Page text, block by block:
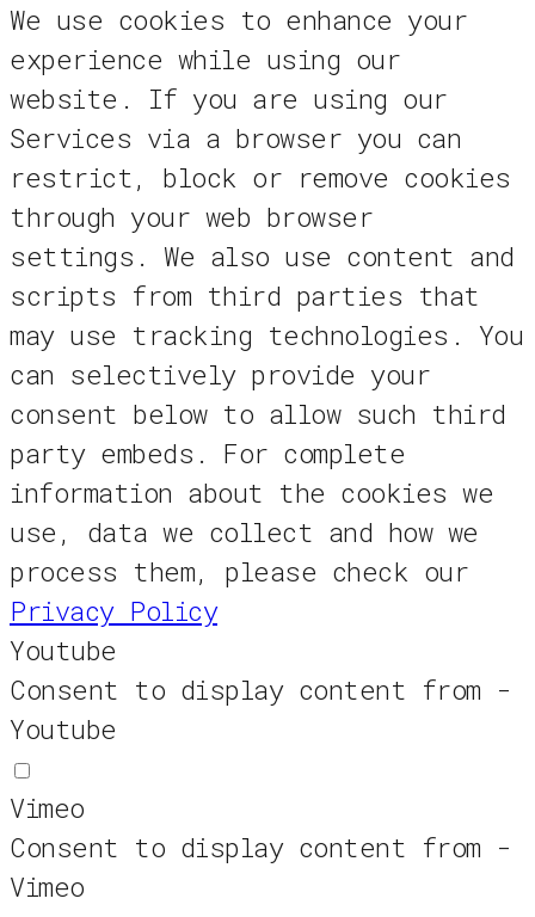
We use cookies to enhance your
experience while using our
website. If you are using our
Services via a browser you can
restrict, block or remove cookies
through your web browser
settings. We also use content and
scripts from third parties that
may use tracking technologies. You
can selectively provide your
consent below to allow such third
party embeds. For complete
information about the cookies we
use, data we collect and how we
process them, please check our
Privacy Policy
Youtube
Consent to display content from -
Youtube
Vimeo
Consent to display content from -
Vimeo